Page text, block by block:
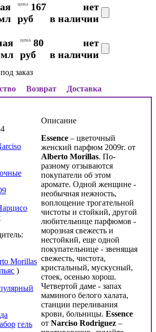
цена 167
руб
нет
в наличии
цена 80
руб
нет
в наличии
заказ
Возврат Доставка
Morillas
)
гель
Описание
Essence – цветочный
женский парфюм 2009г. от
Alberto Morillas. По-
разному отзываются
покупатели об этом
аромате. Одной женщине -
необычная нежность,
воплощение трогательной
чистоты и стойкий, другой
любительнице парфюмов -
морозная свежесть и
нестойкий, еще одной
покупательнице - звенящая
свежесть, чистота,
кристальный, мускусный,
стоек, осенью хорош.
Четвертой даме - запах
маминого белого халата,
станции переливания
крови, больницы. Essence
от Narciso Rodriguez –